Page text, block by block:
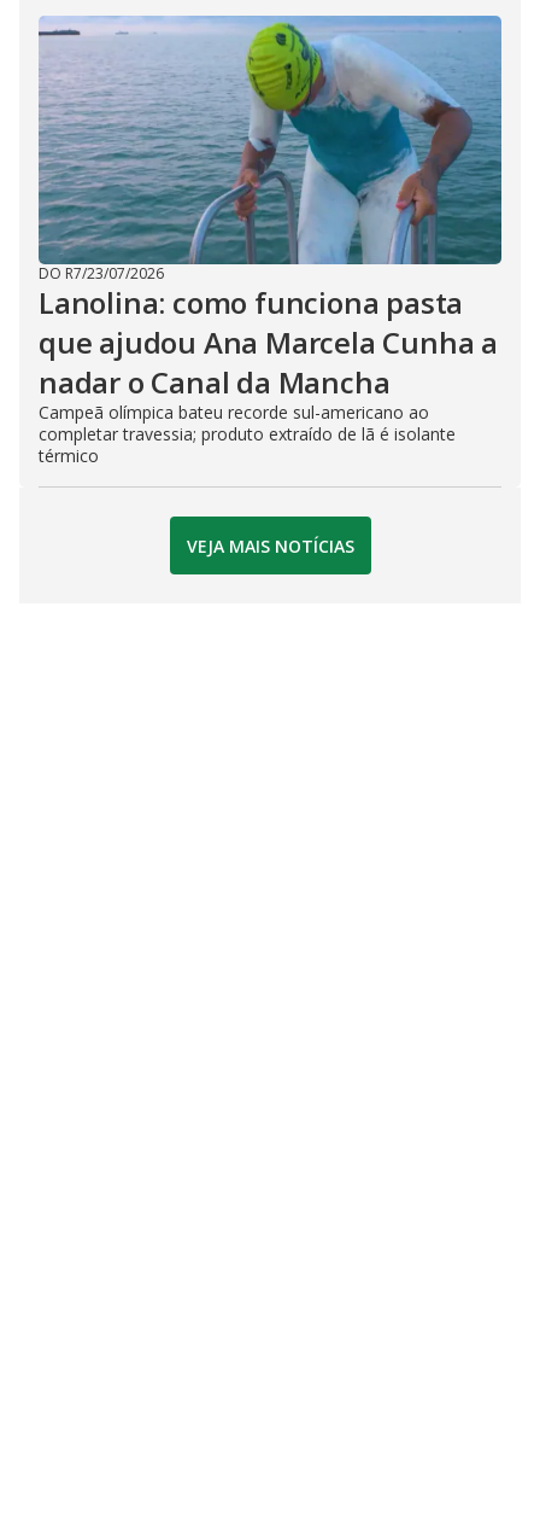
DO R7/23/07/2026
Lanolina: como funciona pasta
que ajudou Ana Marcela Cunha a
nadar o Canal da Mancha
Campeã olímpica bateu recorde sul-americano ao
completar travessia; produto extraído de lã é isolante
térmico
VEJA MAIS NOTÍCIAS